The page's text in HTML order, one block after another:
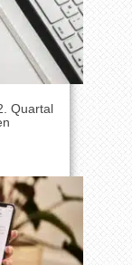
Quartal